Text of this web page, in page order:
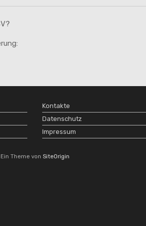
Kontakte
Datenschutz
Impressum
Ein Theme von SiteOrigin